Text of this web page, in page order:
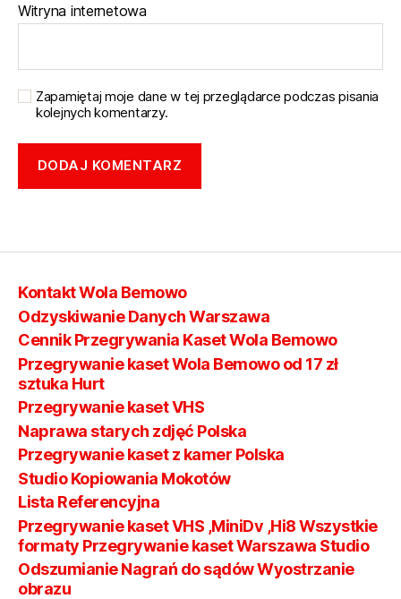
Witryna internetowa
Zapamiętaj moje dane w tej przeglądarce podczas pisania
kolejnych komentarzy.
Kontakt Wola Bemowo
Odzyskiwanie Danych Warszawa
Cennik Przegrywania Kaset Wola Bemowo
Przegrywanie kaset Wola Bemowo od 17 zł
sztuka Hurt
Przegrywanie kaset VHS
Naprawa starych zdjęć Polska
Przegrywanie kaset z kamer Polska
Studio Kopiowania Mokotów
Lista Referencyjna
Przegrywanie kaset VHS ,MiniDv ,Hi8 Wszystkie
formaty Przegrywanie kaset Warszawa Studio
Odszumianie Nagrań do sądów Wyostrzanie
obrazu